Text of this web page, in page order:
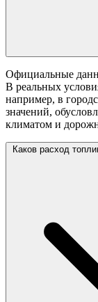
Официальные
В реальных
например, в
значений,
климатом и
Каков расход